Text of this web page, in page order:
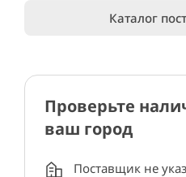
Каталог
Проверьте
ваш город
Поставщик не